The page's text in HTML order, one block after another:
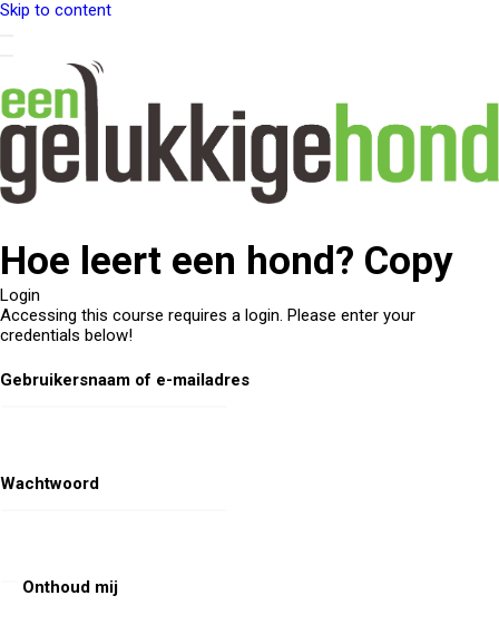
Skip to content
Hoe leert een hond? Copy
Login
Accessing this course requires a login. Please enter your
credentials below!
Gebruikersnaam of e-mailadres
Wachtwoord
Onthoud mij